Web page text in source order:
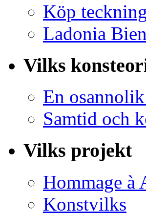
Köp
Ladonia
Vilks
En
Samtid och
Vilks projekt
Hommage à
Konstvilks